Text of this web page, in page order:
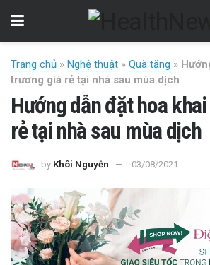
Trang chủ » Nghệ thuật » Quà tặng »
trương giá rẻ tại nhà sau mùa dịch
Hướng dẫn đặt hoa
rẻ tại nhà sau mùa dịch
by Khôi Nguyễn 03/08/2021